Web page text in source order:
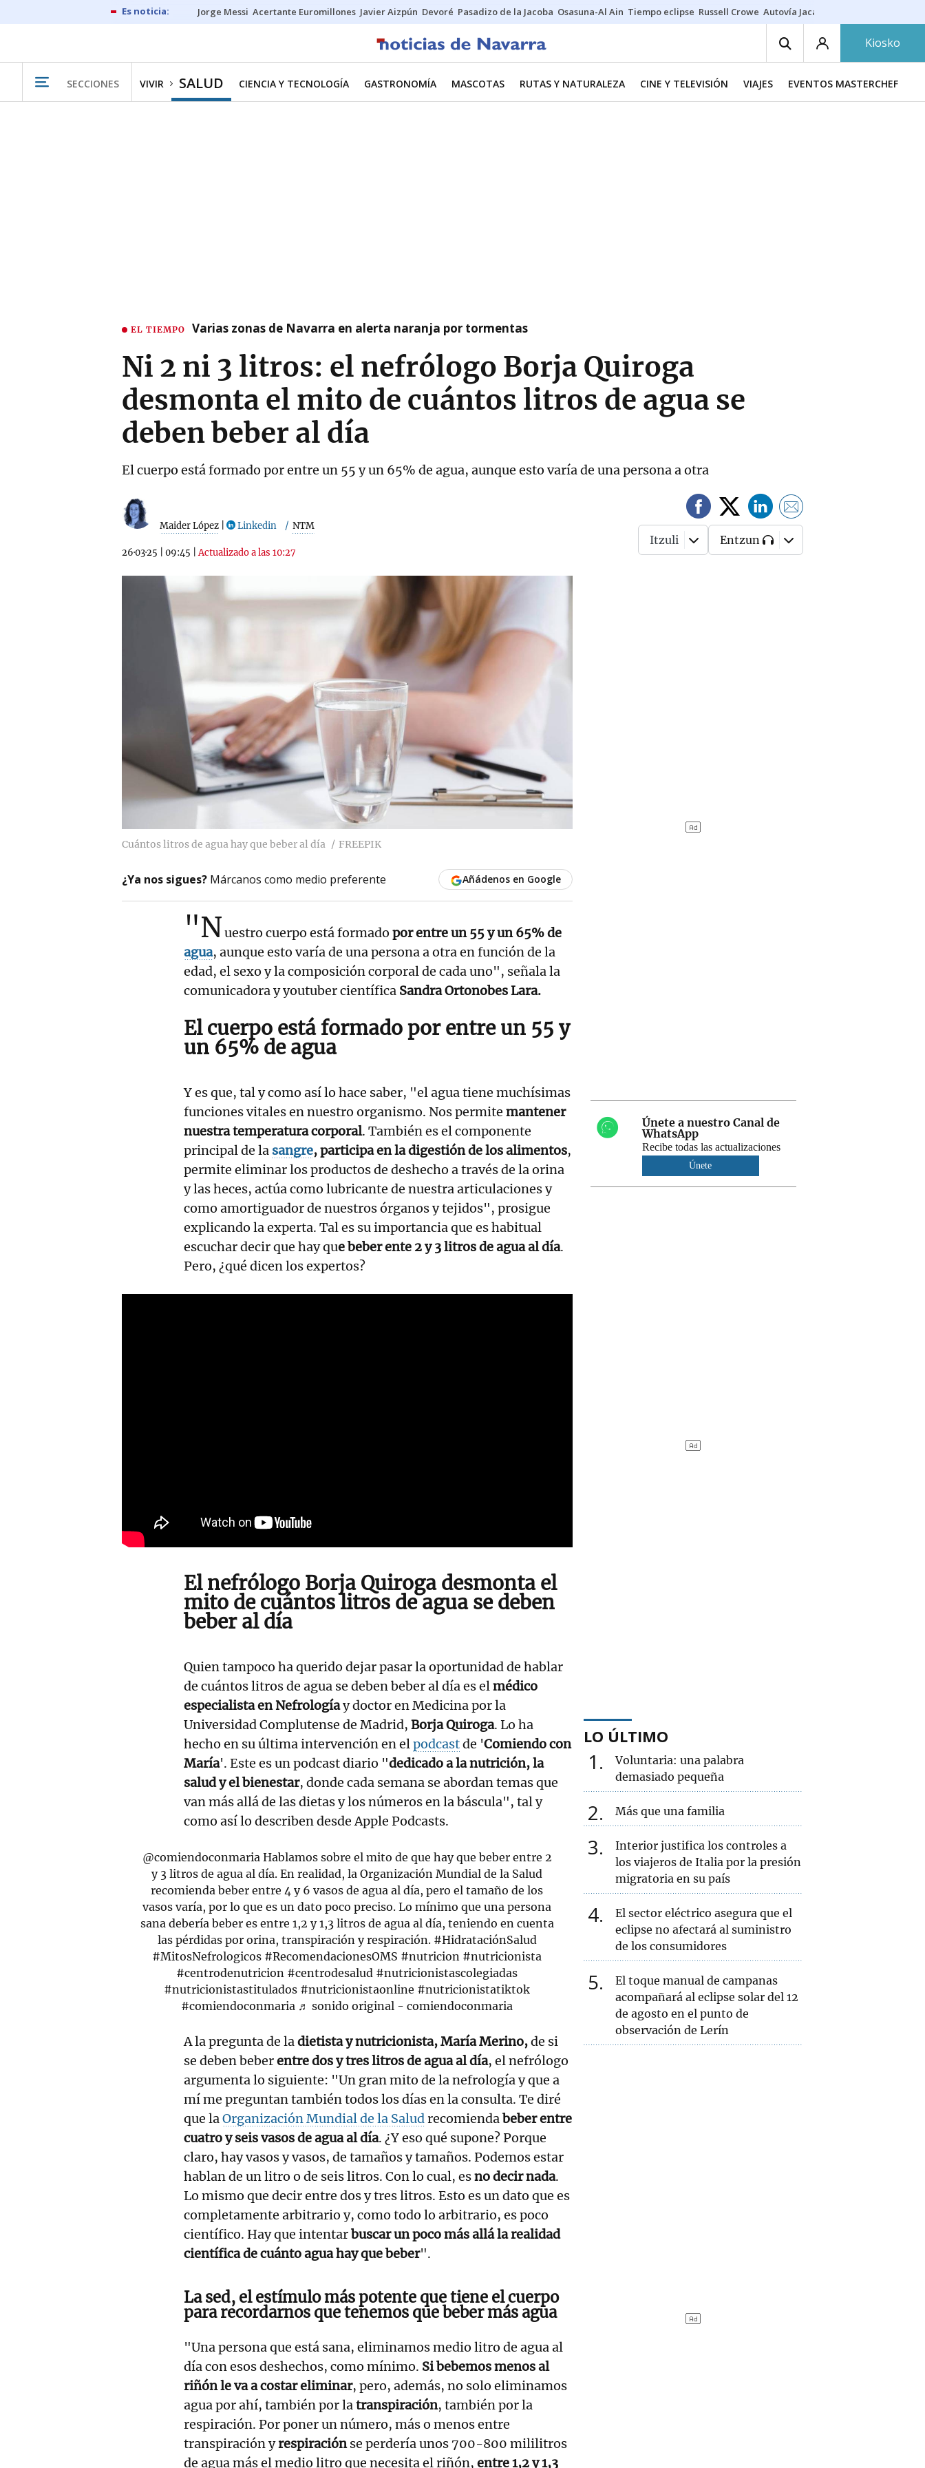
Jorge Messi Acertante Euromillones Javier Aizpún Devoré Pasadizo de la Jacoba Osasuna-Al Ain Tiempo eclipse Russell Crowe Autovía Jaca
Kiosko
SECCIONES VIVIR SALUD CIENCIA Y TECNOLOGÍA GASTRONOMÍA MASCOTAS RUTAS Y NATURALEZA CINE Y TELEVISIÓN VIAJES EVENTOS MASTERCHEF
EL TIEMPO Varias zonas de Navarra en alerta naranja por tormentas
Ni 2 ni 3 litros: el nefrólogo Borja Quiroga
desmonta el mito de cuántos litros de agua se
deben beber al día
El cuerpo está formado por entre un 55 y un 65% de agua, aunque esto varía de una persona a otra
Maider López Linkedin NTM
26·03·25 09:45 |Actualizado a las 10:27
Itzuli Entzun
Cuántos litros de agua hay que beber al día FREEPIK
¿Ya nos sigues? Márcanos como medio preferente Añádenos en Google
"Nuestro cuerpo está formado por entre un 55 y un 65% de
agua, aunque esto varía de una persona a otra en función de la
edad, el sexo y la composición corporal de cada uno", señala la
comunicadora y youtuber científica Sandra Ortonobes Lara.
El cuerpo está formadopor entre un 55 y
un 65% deagua
Y es que, tal y como así lo hace saber, "el agua tiene muchísimas
funciones vitales en nuestro organismo. Nos permite mantener
nuestra temperatura corporal. También es el componente
principal de la sangre, participa en la digestión de los alimentos,
permite eliminar los productos de deshecho a través de la orina
y las heces, actúa como lubricante de nuestra articulaciones y
como amortiguador de nuestros órganos y tejidos", prosigue
explicando la experta. Tal es su importancia que es habitual
escuchar decir que hay que beber ente 2 y 3 litros de agua al día.
Pero, ¿qué dicen los expertos?
El nefrólogo Borja Quiroga desmonta el
mito de cuántos litros de agua se deben
beber al día
Quien tampoco ha querido dejar pasar la oportunidad de hablar
de cuántos litros de agua se deben beber al día es elmédico
especialista en Nefrologíay doctor en Medicina por la
Universidad Complutense de Madrid, Borja Quiroga. Lo ha
hecho en su última intervención en elpodcastde 'Comiendo con
María'. Este es un podcast diario "dedicado a la nutrición, la
salud y el bienestar, donde cada semana se abordan temas que
van más allá de las dietas y los números en la báscula", tal y
como así lo describen desde Apple Podcasts.
@comiendoconmaria Hablamos sobre el mito de que hay que beber entre 2
y 3 litros de agua al día. En realidad, la Organización Mundial de la Salud
recomienda beber entre 4 y 6 vasos de agua al día, pero el tamaño de los
vasos varía, por lo que es un dato poco preciso. Lo mínimo que una persona
sana debería beber es entre 1,2 y 1,3 litros de agua al día, teniendo en cuenta
las pérdidas por orina, transpiración y respiración. #HidrataciónSalud
#MitosNefrologicos #RecomendacionesOMS #nutricion #nutricionista
#centrodenutricion #centrodesalud #nutricionistascolegiadas
#nutricionistastitulados #nutricionistaonline #nutricionistatiktok
#comiendoconmaria ♬ sonido original - comiendoconmaria
A la pregunta de ladietista y nutricionista, María Merino,de si
se deben beberentre dos y tres litros de agua al día, el nefrólogo
argumenta lo siguiente: "Un gran mito de la nefrología y que a
mí me preguntan también todos los días en la consulta. Te diré
que laOrganización Mundial de la Saludrecomiendabeber entre
cuatro y seis vasos de agua al día. ¿Y eso qué supone? Porque
claro, hay vasos y vasos, de tamaños y tamaños. Podemos estar
hablan de un litro o de seis litros. Con lo cual, esno decir nada.
Lo mismo que decir entre dos y tres litros. Esto es un dato que es
completamente arbitrario y, como todo lo arbitrario, es poco
científico. Hay que intentarbuscar un poco más allá la realidad
científica de cuánto agua hay que beber".
La sed, el estímulo más potente que tiene el cuerpo
para recordarnos que tenemos que beber más agua
"Una persona que está sana, eliminamos medio litro de agua al
día con esos deshechos, como mínimo. Si bebemos menos al
riñón le va a costar eliminar, pero, además, no solo eliminamos
agua por ahí, también por latranspiración, también por la
respiración. Por poner un número, más o menos entre
transpiración yrespiraciónse perdería unos 700-800 mililitros
de agua más el medio litro que necesita el riñón, entre 1,2 y 1,3
Únete a nuestro Canal de
WhatsApp
Recibe todas las actualizaciones
Únete
LO ÚLTIMO
1
Voluntaria: una palabra
demasiado pequeña
2 Más que una familia
3
Interior justifica los controles a
los viajeros de Italia por la presión
migratoria en su país
4
El sector eléctrico asegura que el
eclipse no afectará al suministro
de los consumidores
5
El toque manual de campanas
acompañará al eclipse solar del 12
de agosto en el punto de
observación de Lerín